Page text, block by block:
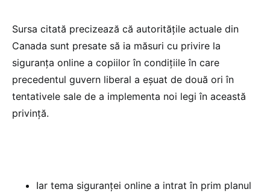
Sursa citată precizează că autoritățile actuale din
Canada sunt presate să ia măsuri cu privire la
siguranța online a copiilor în condițiile în care
precedentul guvern liberal a eșuat de două ori în
tentativele sale de a implementa noi legi în această
privință.
Iar tema siguranței online a intrat în prim planul